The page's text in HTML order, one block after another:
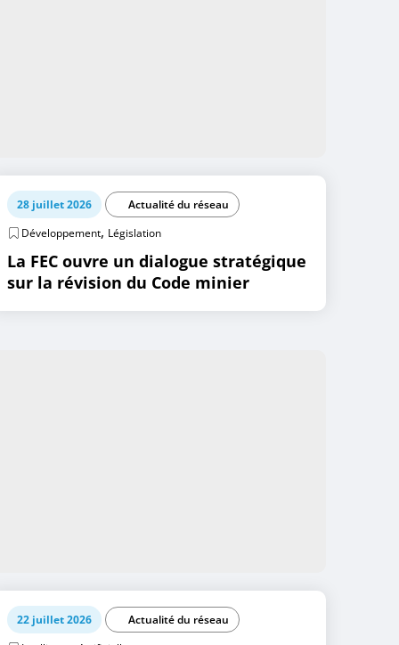
28 juillet 2026
Actualité du réseau
Développement, Législation
La FEC ouvre un dialogue stratégique
sur la révision du Code minier
22 juillet 2026
Actualité du réseau